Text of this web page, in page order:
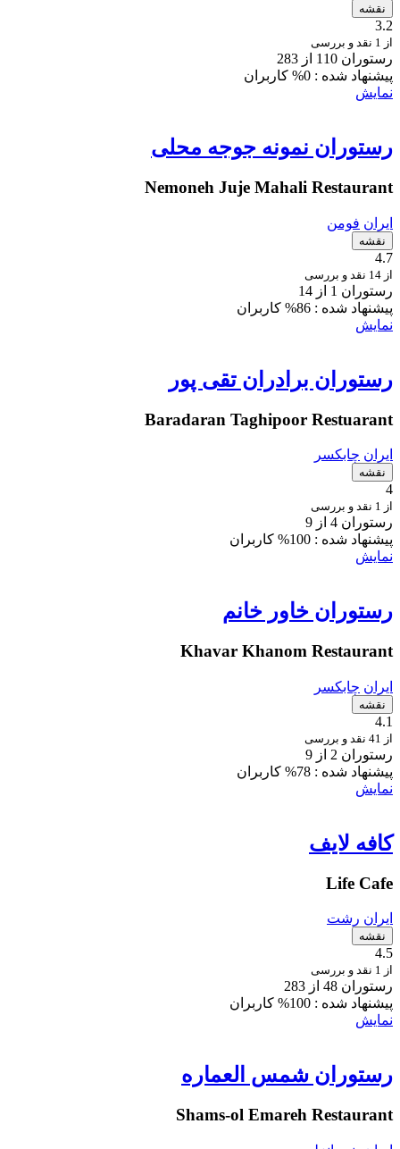
نقشه
3.2
از 1 نقد و بررسی
رستوران 110 از 283
پیشنهاد شده : 0% کاربران
نمایش
رستوران نمونه جوجه محلی
Nemoneh Juje Mahali Restaurant
ایران فومن
نقشه
4.7
از 14 نقد و بررسی
رستوران 1 از 14
پیشنهاد شده : 86% کاربران
نمایش
رستوران برادران تقی پور
Baradaran Taghipoor Restuarant
ایران چابکسر
نقشه
4
از 1 نقد و بررسی
رستوران 4 از 9
پیشنهاد شده : 100% کاربران
نمایش
رستوران خاور خانم
Khavar Khanom Restaurant
ایران چابکسر
نقشه
4.1
از 41 نقد و بررسی
رستوران 2 از 9
پیشنهاد شده : 78% کاربران
نمایش
کافه لایف
Life Cafe
ایران رشت
نقشه
4.5
از 1 نقد و بررسی
رستوران 48 از 283
پیشنهاد شده : 100% کاربران
نمایش
رستوران شمس العماره
Shams-ol Emareh Restaurant